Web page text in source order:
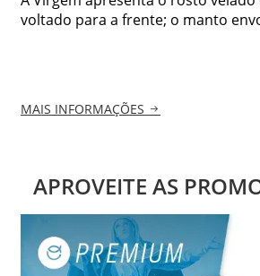
voltado para a frente; o manto
MAIS INFORMAÇÕES
APROVEITE AS